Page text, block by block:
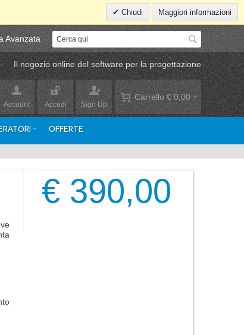
Chiudi Maggiori informazioni
Avanzata
Il negozio online del software per la progettazione
Carrello € 0,00
Account Accedi Sign Up
OFFERTE
€ 390,00